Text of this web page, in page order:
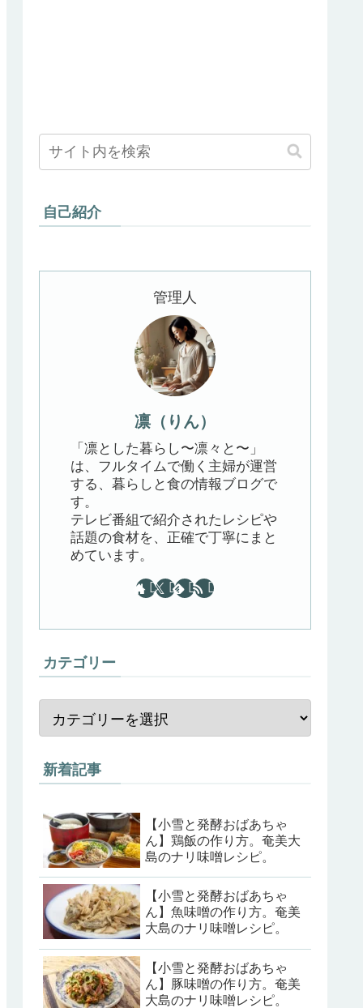
自己紹介
管理人
凛（りん）
「凛とした暮らし〜凛々と〜」
は、フルタイムで働く主婦が運営
する、暮らしと食の情報ブログで
す。
テレビ番組で紹介されたレシピや
話題の食材を、正確で丁寧にまと
めています。
カテゴリー
新着記事
【小雪と発酵おばあちゃ
ん】鶏飯の作り方。奄美大
島のナリ味噌レシピ。
【小雪と発酵おばあちゃ
ん】魚味噌の作り方。奄美
大島のナリ味噌レシピ。
【小雪と発酵おばあちゃ
ん】豚味噌の作り方。奄美
大島のナリ味噌レシピ。